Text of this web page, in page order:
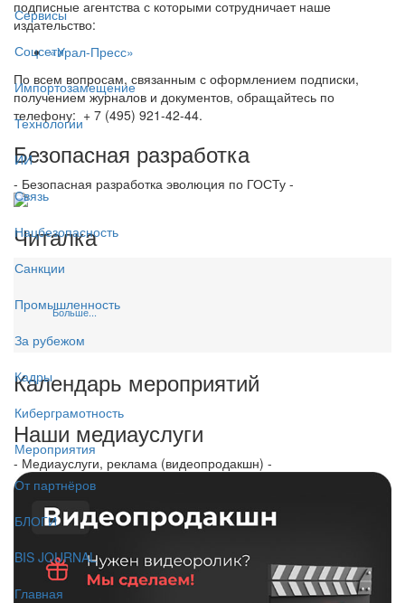
Сервисы
Соцсети
Импортозамещение
Технологии
ИИ
Связь
Нацбезопасность
Санкции
Промышленность
За рубежом
Кадры
Киберграмотность
Мероприятия
От партнёров
БЛОГИ
BIS JOURNAL
Главная
подписные агентства с которыми сотрудничает наше
издательство:
«Урал-Пресс»
По всем вопросам, связанным с оформлением подписки,
получением журналов и документов, обращайтесь по
телефону: + 7 (495) 921-42-44.
Безопасная разработка
- Безопасная разработка эволюция по ГОСТу -
Читалка
Больше...
Календарь мероприятий
Наши медиауслуги
- Медиауслуги, реклама (видеопродакшн) -